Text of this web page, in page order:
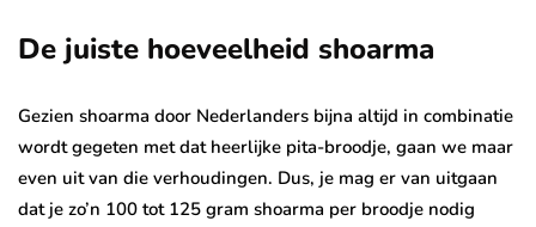
De juiste hoeveelheid shoarma
Gezien shoarma door Nederlanders bijna altijd in combinatie
wordt gegeten met dat heerlijke pita-broodje, gaan we maar
even uit van die verhoudingen. Dus, je mag er van uitgaan
dat je zo’n 100 tot 125 gram shoarma per broodje nodig